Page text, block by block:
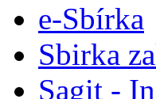
e-Sbírka
Sbirka
Sagit -